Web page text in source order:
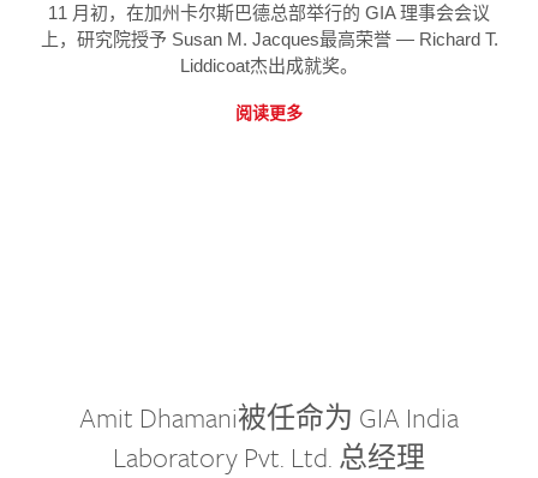
11 月初，在加州卡尔斯巴德总部举行的 GIA 理事会会议
上，研究院授予 Susan M. Jacques最高荣誉 — Richard T.
Liddicoat杰出成就奖。
阅读更多
Amit Dhamani被任命为 GIA India
Laboratory Pvt. Ltd. 总经理